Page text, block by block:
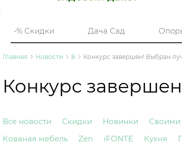
-% Скидки Дача Сад
Главная Новости 8 Конкурс завершен! Выбран
Конкурс
Все новости Скидки Новинки Своими
Кованая мебель
Zen iFONTE Кухня